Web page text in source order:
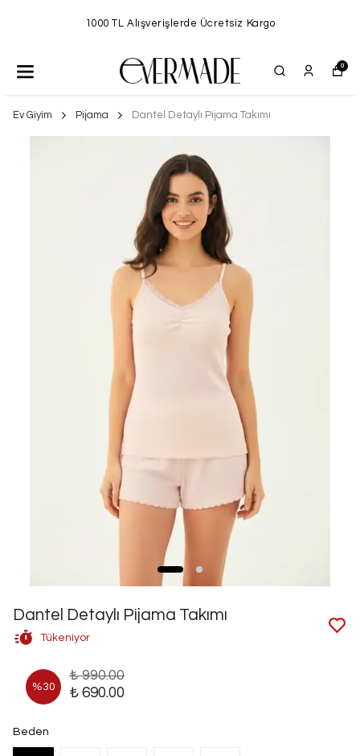
1000 TL Alışverişlerde Ücretsiz Kargo
0
Ev Giyim Pijama Dantel Detaylı Pijama Takımı
Dantel Detaylı Pijama Takımı
Tükeniyor
%30
₺ 990.00
₺ 690.00
Beden